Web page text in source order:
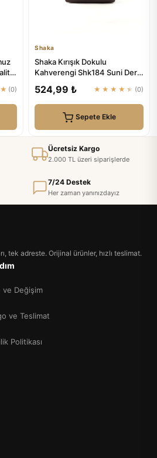
(0)
Shaka
Shaka Kırışık Dokulu
Kahverengi Shk184 Suni Deri
524,99 ₺ ★★★★★ (0)
Sepete Ekle
Ücretsiz Kargo
2.000 TL üzeri siparişlerde
7/24 Destek
Her zaman yanınızdayız
tek adreste. Orijinal ürünler, hızlı teslimat.
ve Değişim
ve Teslimat
Politikası